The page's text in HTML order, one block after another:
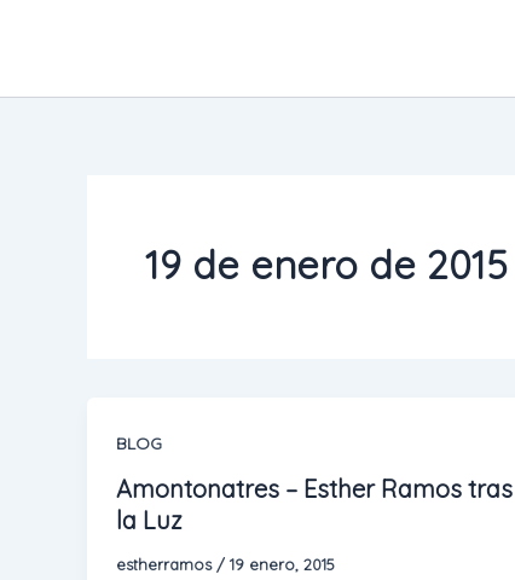
19 de enero de 2015
BLOG
Amontonatres – Esther Ramos tras
la Luz
estherramos / 19 enero, 2015